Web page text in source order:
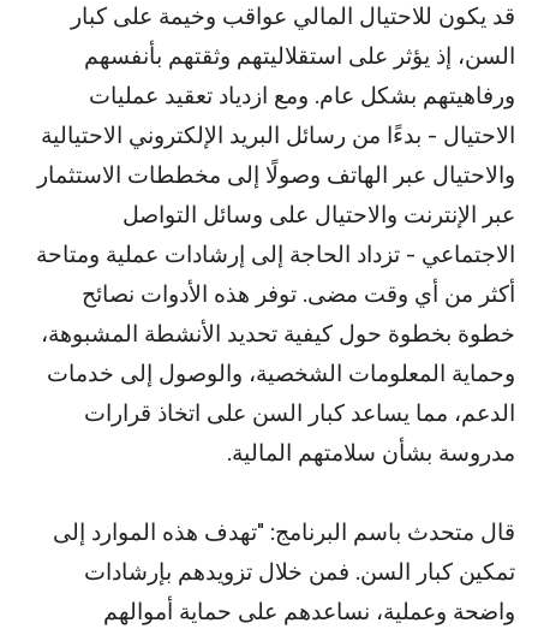
قد يكون للاحتيال المالي عواقب وخيمة على كبار
السن، إذ يؤثر على استقلاليتهم وثقتهم بأنفسهم
ورفاهيتهم بشكل عام. ومع ازدياد تعقيد عمليات
الاحتيال - بدءًا من رسائل البريد الإلكتروني الاحتيالية
والاحتيال عبر الهاتف وصولًا إلى مخططات الاستثمار
عبر الإنترنت والاحتيال على وسائل التواصل
الاجتماعي - تزداد الحاجة إلى إرشادات عملية ومتاحة
أكثر من أي وقت مضى. توفر هذه الأدوات نصائح
خطوة بخطوة حول كيفية تحديد الأنشطة المشبوهة،
وحماية المعلومات الشخصية، والوصول إلى خدمات
الدعم، مما يساعد كبار السن على اتخاذ قرارات
مدروسة بشأن سلامتهم المالية.
قال متحدث باسم البرنامج: "تهدف هذه الموارد إلى
تمكين كبار السن. فمن خلال تزويدهم بإرشادات
واضحة وعملية، نساعدهم على حماية أموالهم